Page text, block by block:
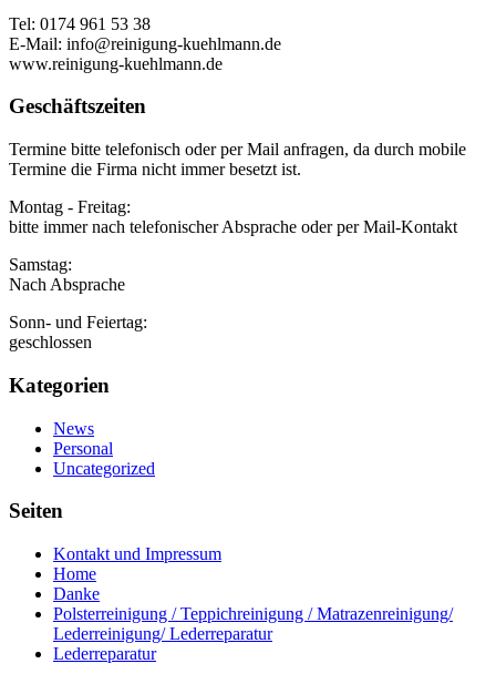
Tel: 0174 961 53 38
E-Mail: info@reinigung-kuehlmann.de
www.reinigung-kuehlmann.de
Geschäftszeiten
Termine bitte telefonisch oder per Mail anfragen, da durch mobile
Termine die Firma nicht immer besetzt ist.
Montag - Freitag:
bitte immer nach telefonischer Absprache oder per Mail-Kontakt
Samstag:
Nach Absprache
Sonn- und Feiertag:
geschlossen
Kategorien
News
Personal
Uncategorized
Seiten
Kontakt und Impressum
Home
Danke
Polsterreinigung / Teppichreinigung / Matrazenreinigung/
Lederreinigung/ Lederreparatur
Lederreparatur